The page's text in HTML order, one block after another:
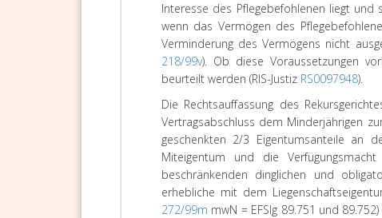
Interesse des Pflegebefohlenen liegt
wenn das Vermögen des
Verminderung des Vermögens nicht
218/99v). Ob diese Voraussetzungen
beurteilt werden (RIS-Justiz RS0097948).
Die Rechtsauffassung des
Vertragsabschluss dem Minderjährigen
geschenkten 2/3 Eigentumsanteile an
Miteigentum und die
beschränkenden dinglichen und
erhebliche mit dem
272/99m mwN = EFSlg 89.751 und